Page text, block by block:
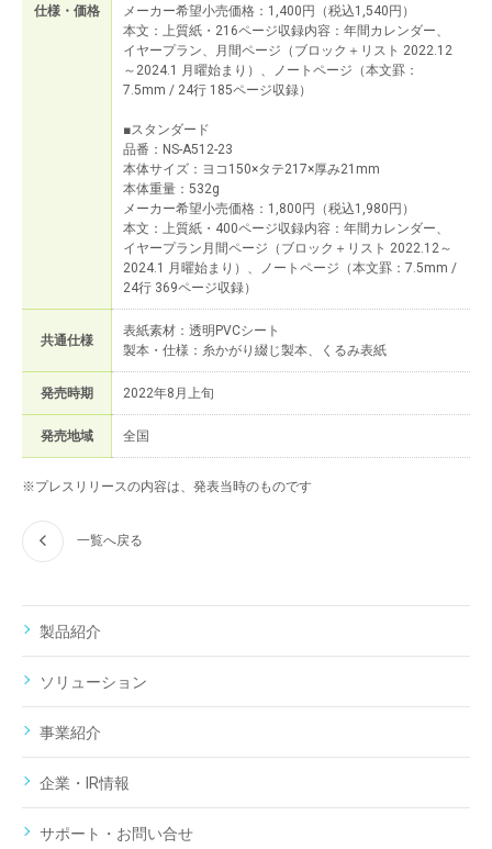
仕様・価格
メーカー希望小売価格：1,400円（税込1,540円）
本文：上質紙・216ページ収録内容：年間カレンダー、
イヤープラン、月間ページ（ブロック＋リスト 2022.12
～2024.1 月曜始まり）、ノートページ（本文罫：
7.5mm / 24行 185ページ収録）
■スタンダード
品番：NS-A512-23
本体サイズ：ヨコ150×タテ217×厚み21mm
本体重量：532g
メーカー希望小売価格：1,800円（税込1,980円）
本文：上質紙・400ページ収録内容：年間カレンダー、
イヤープラン月間ページ（ブロック＋リスト 2022.12～
2024.1 月曜始まり）、ノートページ（本文罫：7.5mm /
24行 369ページ収録）
共通仕様
表紙素材：透明PVCシート
製本・仕様：糸かがり綴じ製本、くるみ表紙
発売時期 2022年8月上旬
発売地域 全国
※プレスリリースの内容は、発表当時のものです
一覧へ戻る
製品紹介
ソリューション
事業紹介
企業・IR情報
サポート・お問い合せ